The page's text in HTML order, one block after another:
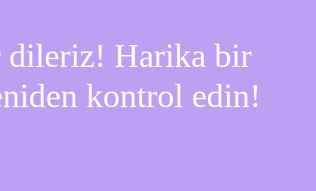
dileriz! Harika bir
kontrol edin!